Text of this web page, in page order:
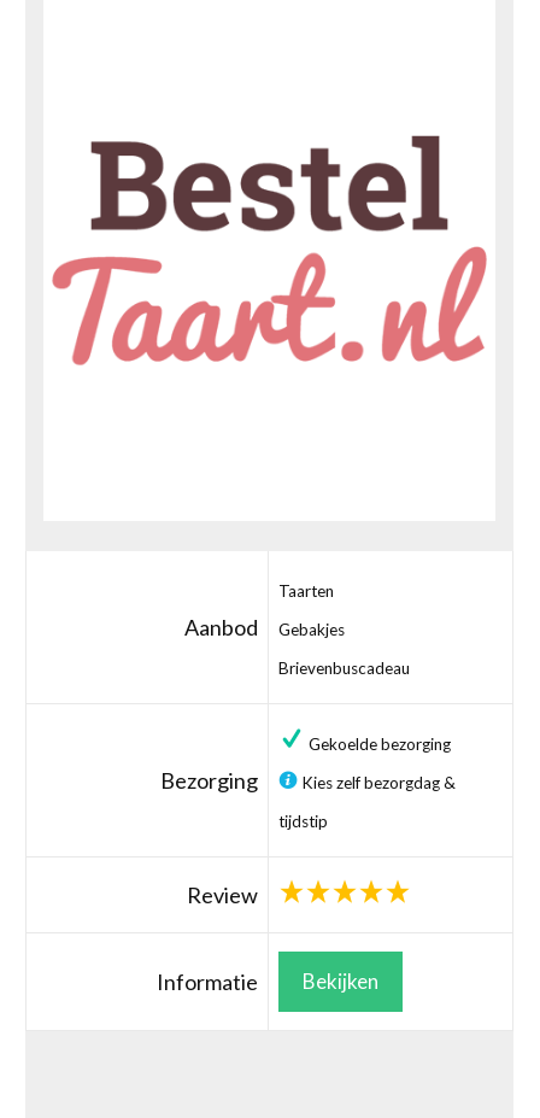
Aanbod
Taarten
Gebakjes
Brievenbuscadeau
Bezorging
Gekoelde bezorging
Kies zelf bezorgdag &
tijdstip
Review
Informatie Bekijken